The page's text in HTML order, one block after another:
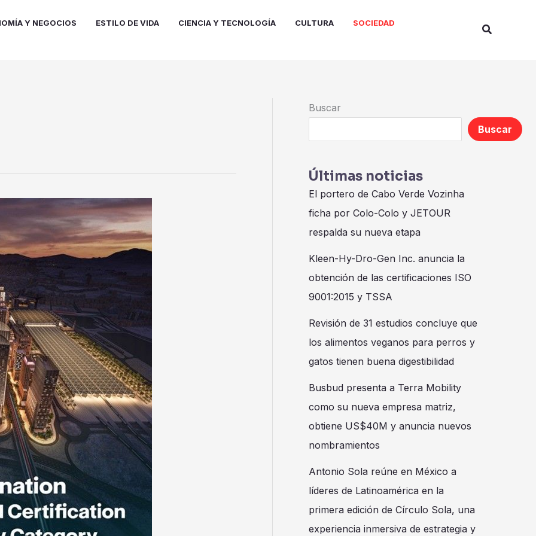
Y NEGOCIOS ESTILO DE VIDA CIENCIA Y TECNOLOGÍA CULTURA
SOCIEDAD
Buscar
Buscar
Buscar
Últimas noticias
El portero de Cabo Verde Vozinha
ficha por Colo-Colo y JETOUR
respalda su nueva etapa
Kleen-Hy-Dro-Gen Inc. anuncia la
obtención de las certificaciones ISO
9001:2015 y TSSA
Revisión de 31 estudios concluye que
los alimentos veganos para perros y
gatos tienen buena digestibilidad
Busbud presenta a Terra Mobility
como su nueva empresa matriz,
obtiene US$40M y anuncia nuevos
nombramientos
Antonio Sola reúne en México a
líderes de Latinoamérica en la
primera edición de Círculo Sola, una
experiencia inmersiva de estrategia y